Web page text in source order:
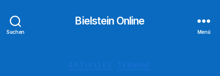
Suchen
Bielstein Online
Menü